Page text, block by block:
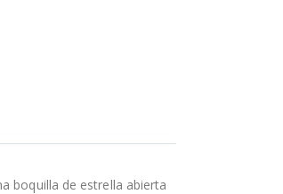
boquilla de estrella abierta